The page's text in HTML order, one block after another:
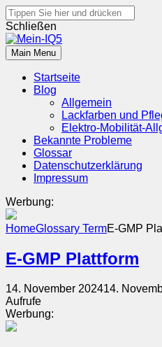
Search
for:
Schließen
Skip
to
content
Mein-IQ5
Alles Wissenswerte über den
Main Menu
Startseite
Blog
Allgemein
Lackfarben und
Elektro-Mobilität-
Bekannte Probleme
Glossar
Datenschutzerklärung
Impressum
Werbung:
HomeGlossary TermE-GMP
E-GMP Plattform
14. November 202414.
Aufrufe
Werbung: